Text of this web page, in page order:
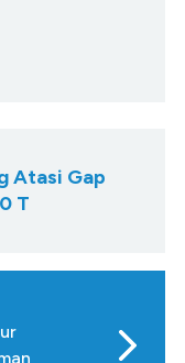
Atasi Gap
T